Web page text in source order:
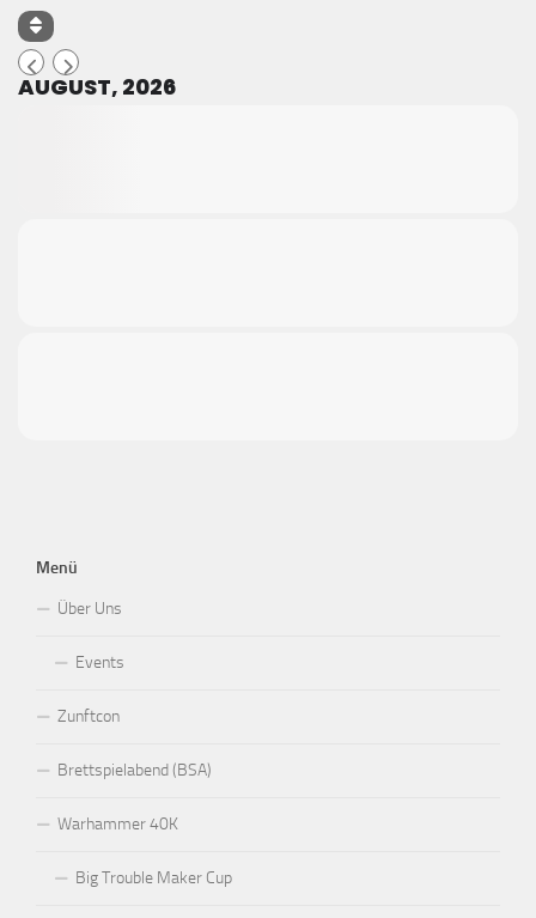
AUGUST, 2026
Menü
Über Uns
Events
Zunftcon
Brettspielabend (BSA)
Warhammer 40K
Big Trouble Maker Cup